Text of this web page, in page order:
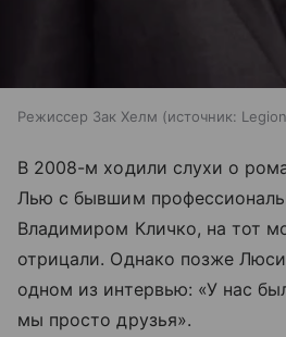
Режиссер Зак Хелм источник:
В 2008-м ходили слухи о
Лью с бывшим
Владимиром Кличко, на тот
отрицали. Однако позже
одном из интервью: «У нас
мы просто друзья».